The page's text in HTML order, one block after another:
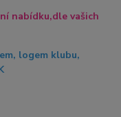
nabídku,dle vašich
logem klubu,